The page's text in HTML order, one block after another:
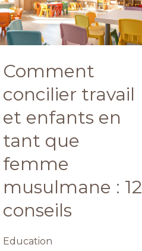
Comment
concilier travail
et enfants en
tant que
femme
musulmane : 12
conseils
Education